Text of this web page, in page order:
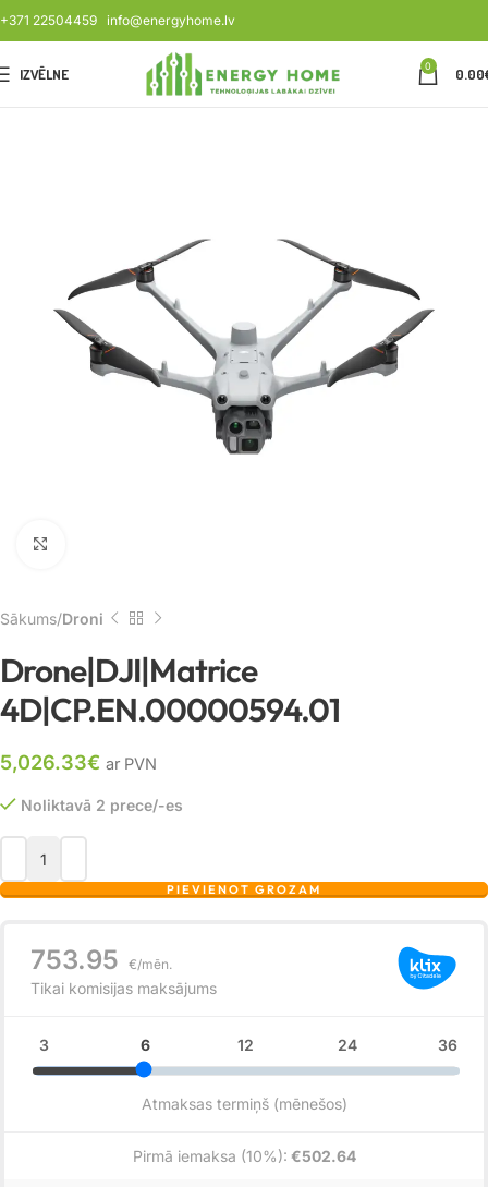
+371 22504459 info@energyhome.lv
IZVĒLNE 0 0.00
Sākums Droni
Drone|DJI|Matrice
4D|CP.EN.00000594.01
5,026.33€ ar PVN
Noliktavā 2 prece/-es
PIEVIENOT GROZAM